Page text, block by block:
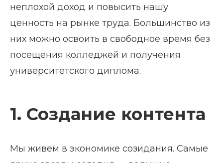
неплохой доход и повысить нашу
ценность на рынке труда. Большинство из
них можно освоить в свободное время без
посещения колледжей и получения
университетского диплома.
1. Создание контента
Мы живем в экономике созидания. Самые